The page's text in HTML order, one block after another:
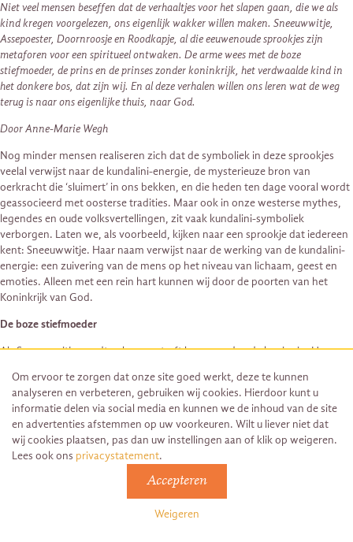
Niet veel mensen beseffen dat de verhaaltjes voor het slapen gaan, die we als
kind kregen voorgelezen, ons eigenlijk wakker willen maken. Sneeuwwitje,
Assepoester, Doornroosje en Roodkapje, al die eeuwenoude sprookjes zijn
metaforen voor een spiritueel ontwaken. De arme wees met de boze
stiefmoeder, de prins en de prinses zonder koninkrijk, het verdwaalde kind in
het donkere bos, dat zijn wij. En al deze verhalen willen ons leren wat de weg
terug is naar ons eigenlijke thuis, naar God.
Door Anne-Marie Wegh
Nog minder mensen realiseren zich dat de symboliek in deze sprookjes
veelal verwijst naar de kundalini-energie, de mysterieuze bron van
oerkracht die ‘sluimert’ in ons bekken, en die heden ten dage vooral wordt
geassocieerd met oosterse tradities. Maar ook in onze westerse mythes,
legendes en oude volksvertellingen, zit vaak kundalini-symboliek
verborgen. Laten we, als voorbeeld, kijken naar een sprookje dat iedereen
kent: Sneeuwwitje. Haar naam verwijst naar de werking van de kundalini-
energie: een zuivering van de mens op het niveau van lichaam, geest en
emoties. Alleen met een rein hart kunnen wij door de poorten van het
Koninkrijk van God.
De boze stiefmoeder
Als Sneeuwwitje wordt geboren, sterft haar moeder, de koningin. Haar
Sneeuwwitje. Ze beraamt een plan om haar te doden. De ‘boze
stiefmoeder’ komt in veel sprookjes voor. Zij staat voor ‘de materie’, die
onze echte ‘moeder’ niet is. Interessant in dit verband is dat het woord
materie ook is afgeleid is vanmater, het Latijnse woord voor moeder. Onze
echte thuis is in de goddelijke dimensies. De mens die incarneert op aarde
is als een ‘weeskind’, in de macht van een ‘stiefmoeder’ die haar eigen
(egoïstische) agenda erop nahoudt.
Om ervoor te zorgen dat onze site goed werkt, deze te kunnen
analyseren en verbeteren, gebruiken wij cookies. Hierdoor kunt u
informatie delen via social media en kunnen we de inhoud van de site
en advertenties afstemmen op uw voorkeuren. Wilt u liever niet dat
wij cookies plaatsen, pas dan uw instellingen aan of klik op weigeren.
Lees ook ons privacystatement.
Accepteren
Weigeren